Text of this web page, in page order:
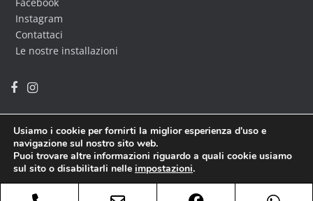
Instagram
Contattaci
Le nostre installazioni
Copyright @ 2019 Euro Informatica| Developed ByEuroinf
Chi Siamo Contattaci
Usiamo i cookie per fornirti la miglior esperienza d'uso e
navigazione sul nostro sito web.
Puoi trovare altre informazioni riguardo a quali cookie usiamo
sul sito o disabilitarli nelle impostazioni.
Accetta